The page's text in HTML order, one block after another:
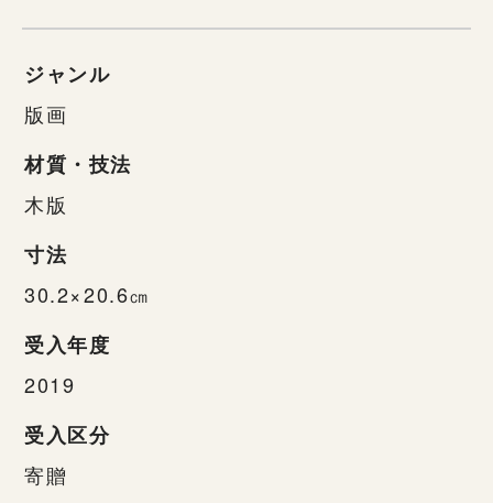
ジャンル
版画
材質・技法
木版
寸法
30.2×20.6㎝
受入年度
2019
受入区分
寄贈